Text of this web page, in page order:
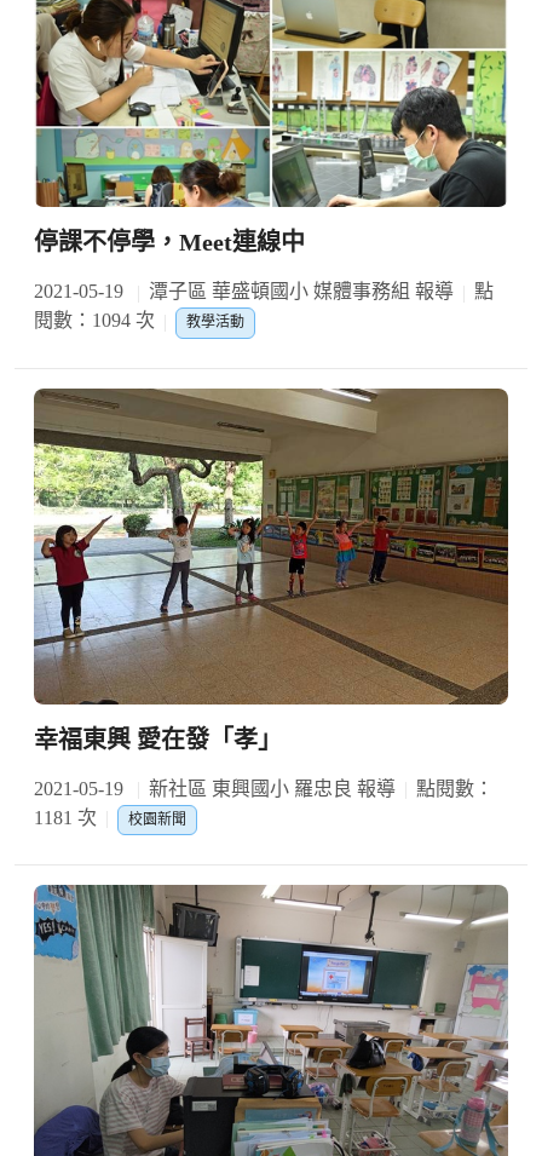
停課不停學，Meet連線中
2021-05-19 潭子區 華盛頓國小 媒體事務組 報導
點
閱數：1094 次
教學活動
幸福東興 愛在發「孝」
2021-05-19 新社區 東興國小 羅忠良 報導
點閱數：
1181 次
校園新聞